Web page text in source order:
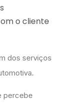
o cliente
dos serviços
percebe